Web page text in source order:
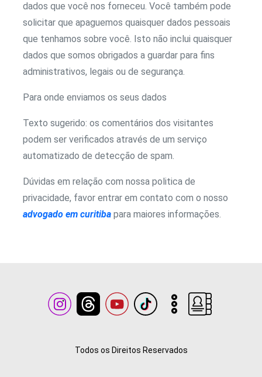
dados que você nos forneceu. Você também pode
solicitar que apaguemos quaisquer dados pessoais
que tenhamos sobre você. Isto não inclui quaisquer
dados que somos obrigados a guardar para fins
administrativos, legais ou de segurança.
Para onde enviamos os seus dados
Texto sugerido: os comentários dos visitantes
podem ser verificados através de um serviço
automatizado de detecção de spam.
Dúvidas em relação com nossa politica de
privacidade, favor entrar em contato com o nosso
advogado em curitiba para maiores informações.
Todos os Direitos Reservados